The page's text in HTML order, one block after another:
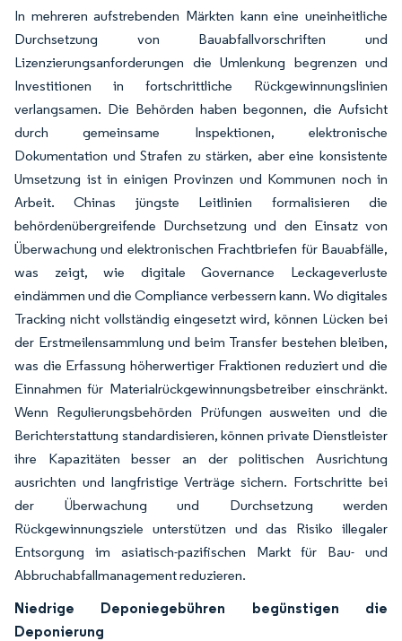
In mehreren aufstrebenden Märkten kann eine uneinheitliche
Durchsetzung von Bauabfallvorschriften und
Lizenzierungsanforderungen die Umlenkung begrenzen und
Investitionen in fortschrittliche Rückgewinnungslinien
verlangsamen. Die Behörden haben begonnen, die Aufsicht
durch gemeinsame Inspektionen, elektronische
Dokumentation und Strafen zu stärken, aber eine konsistente
Umsetzung ist in einigen Provinzen und Kommunen noch in
Arbeit. Chinas jüngste Leitlinien formalisieren die
behördenübergreifende Durchsetzung und den Einsatz von
Überwachung und elektronischen Frachtbriefen für Bauabfälle,
was zeigt, wie digitale Governance Leckageverluste
eindämmen und die Compliance verbessern kann. Wo digitales
Tracking nicht vollständig eingesetzt wird, können Lücken bei
der Erstmeilensammlung und beim Transfer bestehen bleiben,
was die Erfassung höherwertiger Fraktionen reduziert und die
Einnahmen für Materialrückgewinnungsbetreiber einschränkt.
Wenn Regulierungsbehörden Prüfungen ausweiten und die
Berichterstattung standardisieren, können private Dienstleister
ihre Kapazitäten besser an der politischen Ausrichtung
ausrichten und langfristige Verträge sichern. Fortschritte bei
der Überwachung und Durchsetzung werden
Rückgewinnungsziele unterstützen und das Risiko illegaler
Entsorgung im asiatisch-pazifischen Markt für Bau- und
Abbruchabfallmanagement reduzieren.
Niedrige Deponiegebühren begünstigen die
Deponierung